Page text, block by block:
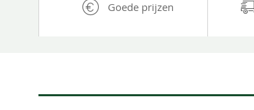
Goede prijzen